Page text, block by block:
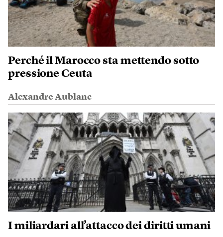
Perché il Marocco sta mettendo sotto
pressione Ceuta
Alexandre Aublanc
I miliardari all’attacco dei diritti umani